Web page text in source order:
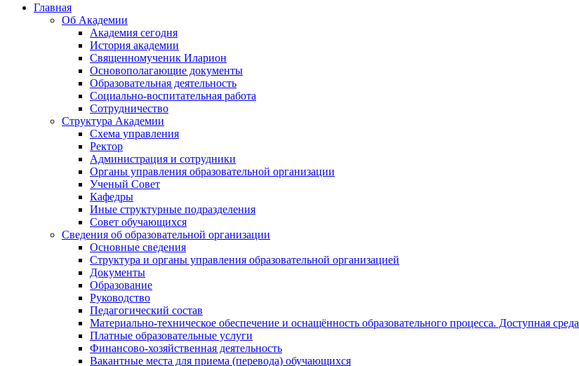
Главная
Об Академии
Академия сегодня
История академии
Священномученик Иларион
Основополагающие документы
Образовательная деятельность
Социально-воспитательная работа
Сотрудничество
Структура Академии
Схема управления
Ректор
Администрация и сотрудники
Органы управления образовательной организации
Ученый Совет
Кафедры
Иные структурные подразделения
Совет обучающихся
Сведения об образовательной организации
Основные сведения
Структура и органы управления образовательной организацией
Документы
Образование
Руководство
Педагогический состав
Материально-техническое обеспечение и оснащённость образовательного процесса. Доступная среда
Платные образовательные услуги
Финансово-хозяйственная деятельность
Вакантные места для приема (перевода) обучающихся